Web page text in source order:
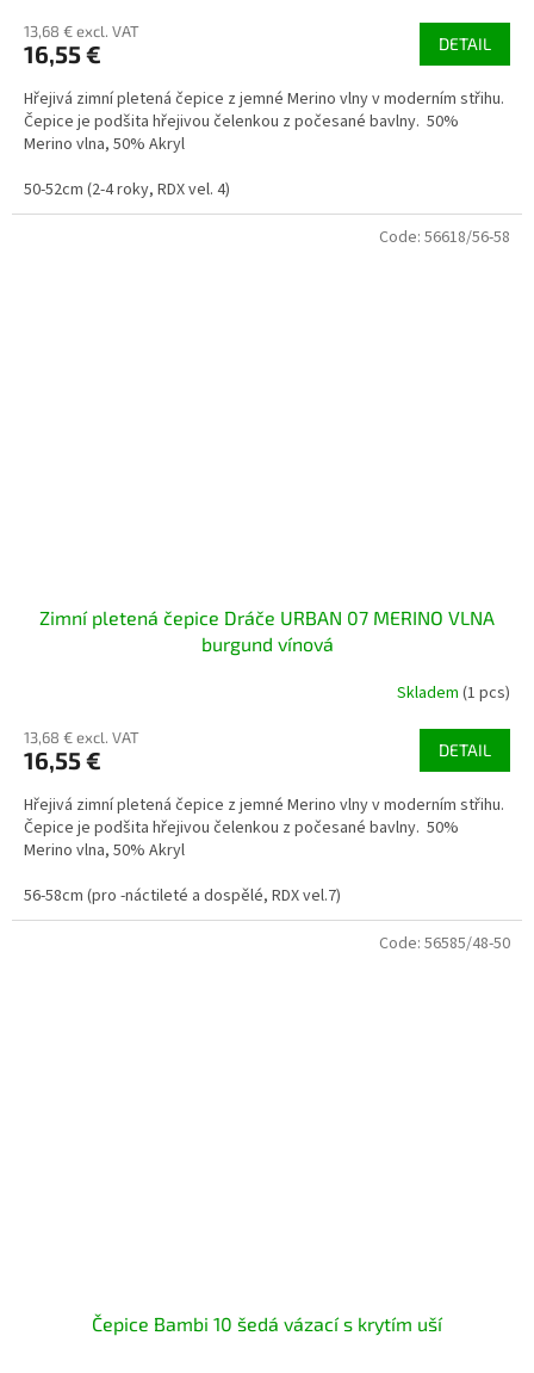
13,68 € excl. VAT
16,55 € DETAIL
Hřejivá zimní pletená čepice z jemné Merino vlny v moderním střihu.
Čepice je podšita hřejivou čelenkou z počesané bavlny. 50%
Merino vlna, 50% Akryl
50-52cm (2-4 roky, RDX vel. 4)
Zimní pletená čepice Dráče URBAN 07 MERINO VLNA
burgund vínová
Skladem (1 pcs)
13,68 € excl. VAT
16,55 € DETAIL
Hřejivá zimní pletená čepice z jemné Merino vlny v moderním střihu.
Čepice je podšita hřejivou čelenkou z počesané bavlny. 50%
Merino vlna, 50% Akryl
56-58cm (pro -náctileté a dospělé, RDX vel.7)
Code: 56618/56-58
Čepice Bambi 10 šedá vázací s krytím uší
Code: 56585/48-50